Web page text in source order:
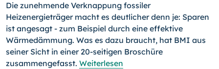
Die zunehmende Verknappung fossiler
Heizenergieträger macht es deutlicher denn je: Sparen
ist angesagt - zum Beispiel durch eine effek­tive
Wärmedämmung. Was es dazu braucht, hat BMI aus
seiner Sicht in einer 20-seitigen Broschüre
zusammengefasst. Weiterlesen